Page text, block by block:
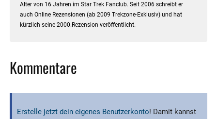
Alter von 16 Jahren im Star Trek Fanclub. Seit 2006 schreibt er
auch Online Rezensionen (ab 2009 Trekzone-Exklusiv) und hat
kürzlich seine 2000.Rezension veröffentlicht.
Kommentare
Erstelle jetzt dein eigenes Benutzerkonto! Damit kannst